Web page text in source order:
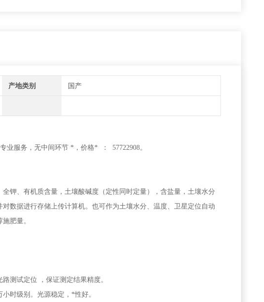
产地类别 国产
业服务，无中间环节 *，价格* ： 57722908。
钾、有机质含量，土壤酸碱度（定性同时定量），含盐量，土壤水分
数据进行存储上传计算机。也可作为土壤水分、温度、卫星定位自动
肥量。
测试定位 ，保证测定结果精度。
时级别。光源稳定，*性好。